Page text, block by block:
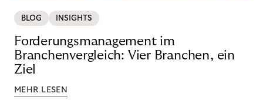
BLOG INSIGHTS
Forderungsmanagement im
Branchenvergleich: Vier Branchen, ein
Ziel
MEHR LESEN